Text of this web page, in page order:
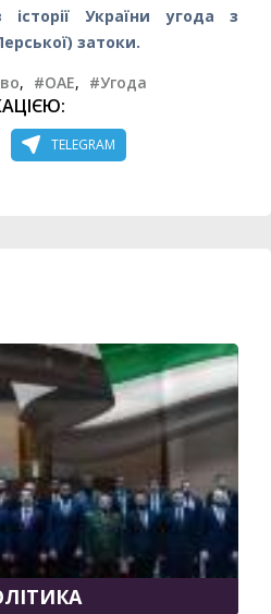
України угода з
затоки.
, #ОАЕ, #Угода
TELEGRAM